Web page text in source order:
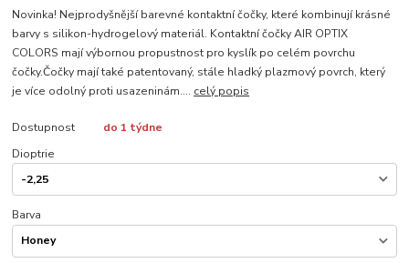
Novinka! Nejprodyšnější barevné kontaktní čočky, které kombinují krásné
barvy s silikon-hydrogelový materiál. Kontaktní čočky AIR OPTIX
COLORS mají výbornou propustnost pro kyslík po celém povrchu
čočky.Čočky mají také patentovaný, stále hladký plazmový povrch, který
je více odolný proti usazeninám.... celý popis
Dostupnost
do 1 týdne
Dioptrie
Barva